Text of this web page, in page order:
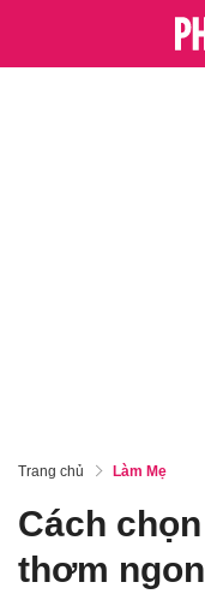
Trang chủ Làm Mẹ
Cách
thơm